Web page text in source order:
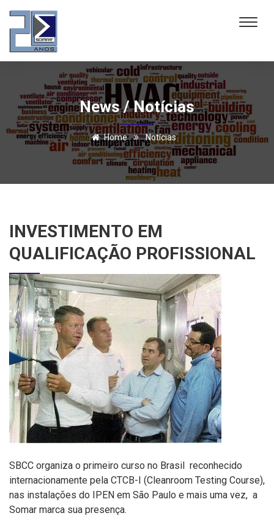
News / Notícias
Home Notícias
INVESTIMENTO EM
QUALIFICAÇÃO PROFISSIONAL
SBCC organiza o primeiro curso no Brasil reconhecido
internacionamente pela CTCB-I (Cleanroom Testing Course),
nas instalações do IPEN em São Paulo e mais uma vez, a
Somar marca sua presença.